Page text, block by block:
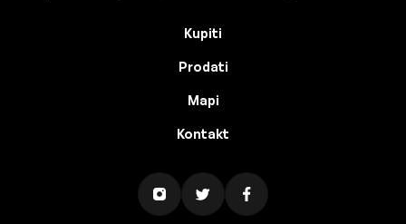
Kupiti
Prodati
Mapi
Kontakt